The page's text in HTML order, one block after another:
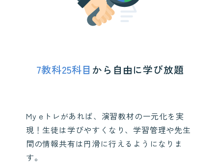
7教科25科目 から自由に学び放題
My eトレがあれば、演習教材の一元化を実
現！生徒は学びやすくなり、学習管理や先生
間の情報共有は円滑に行えるようになりま
す。